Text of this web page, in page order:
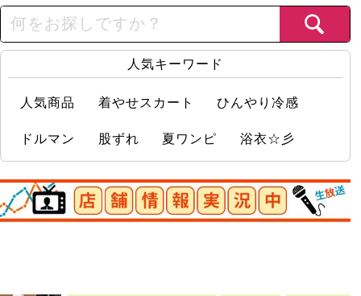
人気キーワード
人気商品 着やせスカート ひんやり冷感
ドルマン 股ずれ 夏ワンピ 浴衣☆彡
店舗情報実況中